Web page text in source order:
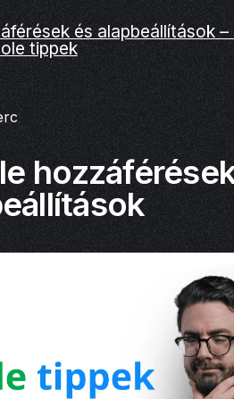
és alapbeállítások –
tippek